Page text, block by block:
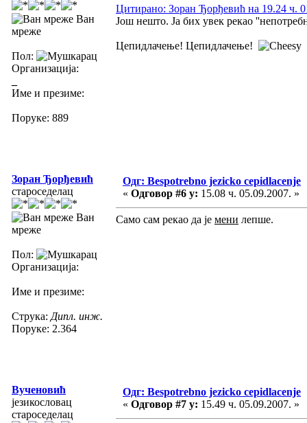
Ван
мреже
Пол:
Организација:
Име и презиме:
Поруке: 889
Цитирано: Зоран Ђорђевић на 19.24 ч.
Још нешто. Ја бих увек рекао
Цепидлачење! Цепидлачење!
Зоран Ђорђевић
староседелац
Ван
мреже
Пол:
Организација:
Име и презиме:
Струка: Дипл. инж.
Поруке: 2.364
Одг: Bespotrebno jezicko cepidlacenje
« Одговор #6 у: 15.08 ч. 05.09.2007. »
Само сам рекао да је мени лепше.
Вученовић
језикословац
староседелац
Одг: Bespotrebno jezicko cepidlacenje
« Одговор #7 у: 15.49 ч. 05.09.2007. »